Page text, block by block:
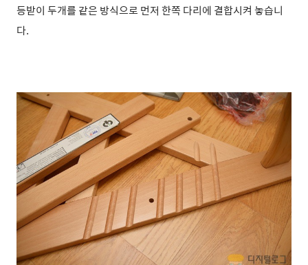
등받이 두개를 같은 방식으로 먼저 한쪽 다리에 결합시켜 놓습니
다.